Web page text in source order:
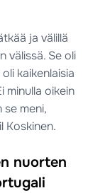
ja välillä
välissä. Se oli
kaikenlaisia
minulla oikein
meni,
Koskinen.
nuorten